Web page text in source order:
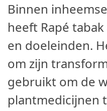
Binnen
heeft Rapé
en doeleinden.
om zijn
gebruikt om de
plantmedicijnen